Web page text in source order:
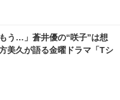
う…」蒼井優の“咲子”は想
美久が語る金曜ドラマ「Tシ